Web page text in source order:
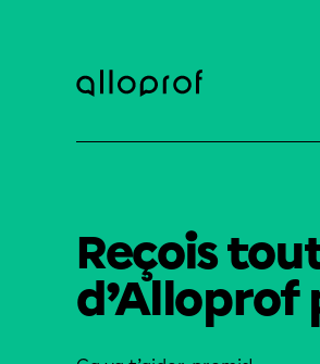
Reçois
d’Alloprof